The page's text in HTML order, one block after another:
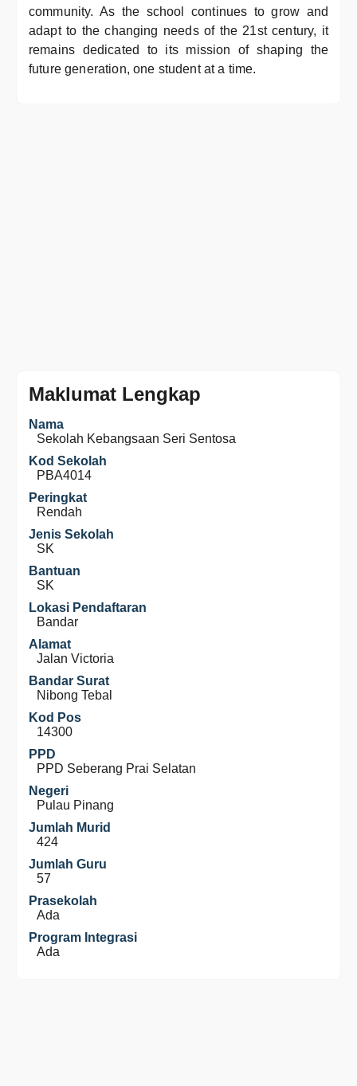
community. As the school continues to grow and
adapt to the changing needs of the 21st century, it
remains dedicated to its mission of shaping the
future generation, one student at a time.
Maklumat Lengkap
Nama
Sekolah Kebangsaan Seri Sentosa
Kod Sekolah
PBA4014
Peringkat
Rendah
Jenis Sekolah
SK
Bantuan
SK
Lokasi Pendaftaran
Bandar
Alamat
Jalan Victoria
Bandar Surat
Nibong Tebal
Kod Pos
14300
PPD
PPD Seberang Prai Selatan
Negeri
Pulau Pinang
Jumlah Murid
424
Jumlah Guru
57
Prasekolah
Ada
Program Integrasi
Ada